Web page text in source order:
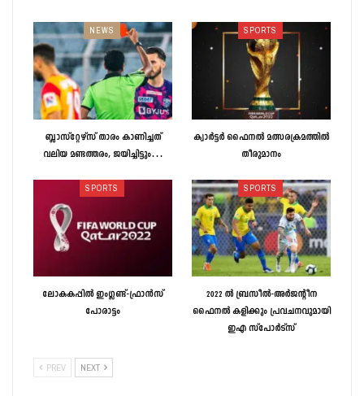
NEWS
ബ്ലാസ്റ്റേഴ്സ് താരം കാണിച്ചത്
വലിയ മണ്ടത്തരം, ജയിച്ചിട്ടും…
SPORTS
ക്വാർട്ടർ ഫൈനൽ മത്സരക്രമത്തിൽ
തീരുമാനം
SPORTS
ലോകകപ്പിൽ ഇംഗ്ലണ്ട്-ഫ്രാൻസ്‌
പോരാട്ടം
SPORTS
2022 ൽ ബ്രസീൽ-അർജന്റീന
ഫൈനൽ കളിക്കും പ്രവചനവുമായി
ഇഎ സ്‌പോർട്‌സ്
PREV NEXT